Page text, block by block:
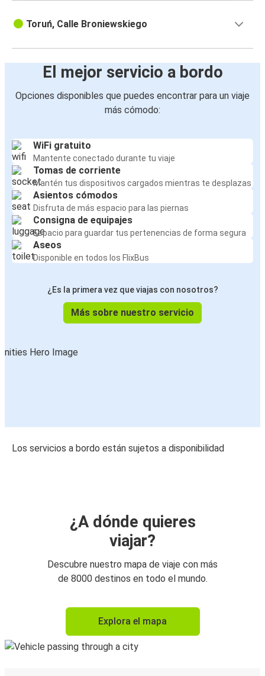
Toruń, Calle Broniewskiego
El mejor servicio a bordo
Opciones disponibles que puedes encontrar para un viaje
más cómodo:
WiFi gratuito
Mantente conectado durante tu viaje
Tomas de corriente
Mantén tus dispositivos cargados mientras te desplazas
Asientos cómodos
Disfruta de más espacio para las piernas
Consigna de equipajes
Espacio para guardar tus pertenencias de forma segura
Aseos
Disponible en todos los FlixBus
¿Es la primera vez que viajas con nosotros?
Más sobre nuestro servicio
Los servicios a bordo están sujetos a disponibilidad
¿A dónde quieres
viajar?
Descubre nuestro mapa de viaje con más
de 8000 destinos en todo el mundo.
Explora el mapa